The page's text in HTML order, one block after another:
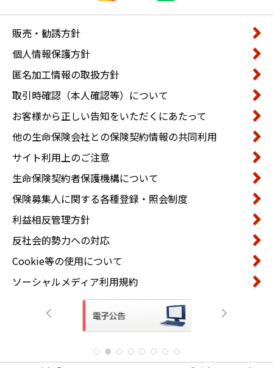
販売・勧誘方針
個人情報保護方針
匿名加工情報の取扱方針
取引時確認（本人確認等）について
お客様から正しい告知をいただくにあたって
他の生命保険会社との保険契約情報の共同利用
サイト利用上のご注意
生命保険契約者保護機構について
保険募集人に関する各種登録・照会制度
利益相反管理方針
反社会的勢力への対応
Cookie等の使用について
ソーシャルメディア利用規約